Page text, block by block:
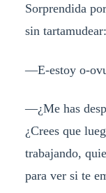
Sorprendida
sin tartamudear:
—E-estoy o-
—¿Me has
¿Crees que
trabajando,
para ver si te